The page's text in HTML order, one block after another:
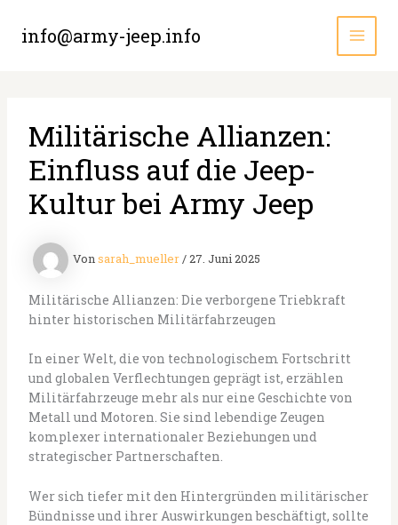
Inhalt
springen
info@army-jeep.info
Militärische Allianzen:
Einfluss auf die Jeep-
Kultur bei Army Jeep
Vonsarah_mueller/27. Juni 2025
Militärische Allianzen: Die verborgene Triebkraft
hinter historischen Militärfahrzeugen
In einer Welt, die von technologischem Fortschritt
und globalen Verflechtungen geprägt ist, erzählen
Militärfahrzeuge mehr als nur eine Geschichte von
Metall und Motoren. Sie sind lebendige Zeugen
komplexer internationaler Beziehungen und
strategischer Partnerschaften.
Wer sich tiefer mit den Hintergründen militärischer
Bündnisse und ihrer Auswirkungen beschäftigt, sollte